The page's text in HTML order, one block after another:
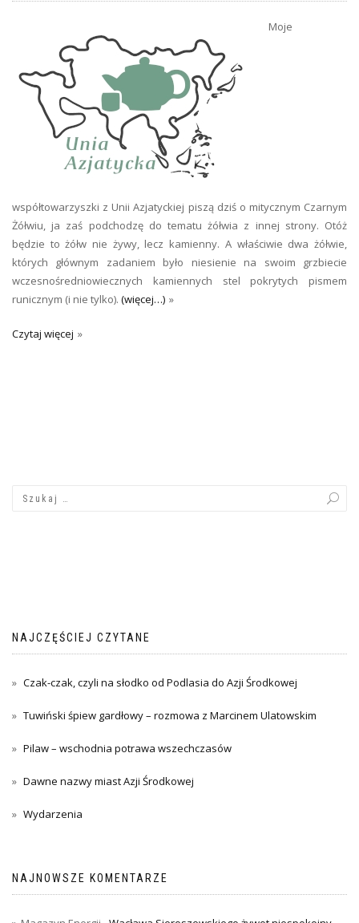
Moje
współtowarzyszki z Unii Azjatyckiej piszą dziś o mitycznym Czarnym
Żółwiu, ja zaś podchodzę do tematu żółwia z innej strony. Otóż
będzie to żółw nie żywy, lecz kamienny. A właściwie dwa żółwie,
których głównym zadaniem było niesienie na swoim grzbiecie
wczesnośredniowiecznych kamiennych stel pokrytych pismem
runicznym (i nie tylko). (więcej…)
Czytaj więcej
NAJCZĘŚCIEJ CZYTANE
Czak-czak, czyli na słodko od Podlasia do Azji Środkowej
Tuwiński śpiew gardłowy – rozmowa z Marcinem Ulatowskim
Pilaw – wschodnia potrawa wszechczasów
Dawne nazwy miast Azji Środkowej
Wydarzenia
NAJNOWSZE KOMENTARZE